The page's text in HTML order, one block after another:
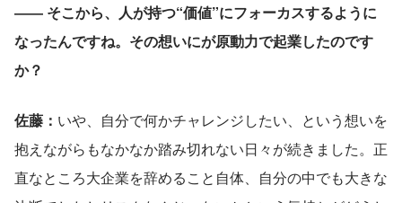
―― そこから、人が持つ“価値”にフォーカスするように
なったんですね。その想いにが原動力で起業したのです
か？
佐藤： いや、自分で何かチャレンジしたい、という想いを
抱えながらもなかなか踏み切れない日々が続きました。正
直なところ大企業を辞めること自体、自分の中でも大きな